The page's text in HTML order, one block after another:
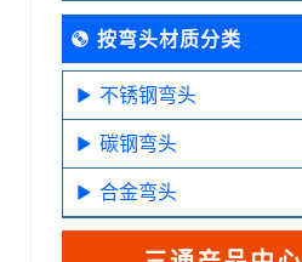
按弯头材质分类
不锈钢弯头
碳钢弯头
合金弯头